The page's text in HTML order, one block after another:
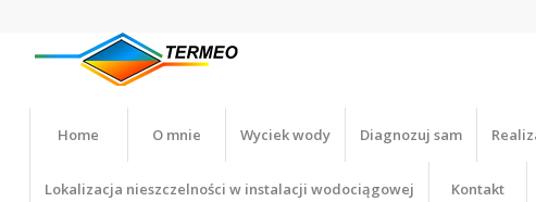
Home O mnie Wyciek wody Diagnozuj sam
Lokalizacja nieszczelności w instalacji wodociągowej Kontakt